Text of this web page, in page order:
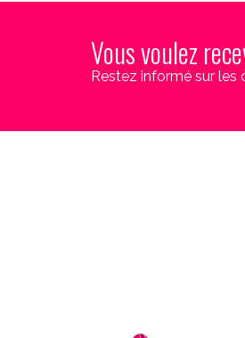
Vous voulez
Restez informé sur les